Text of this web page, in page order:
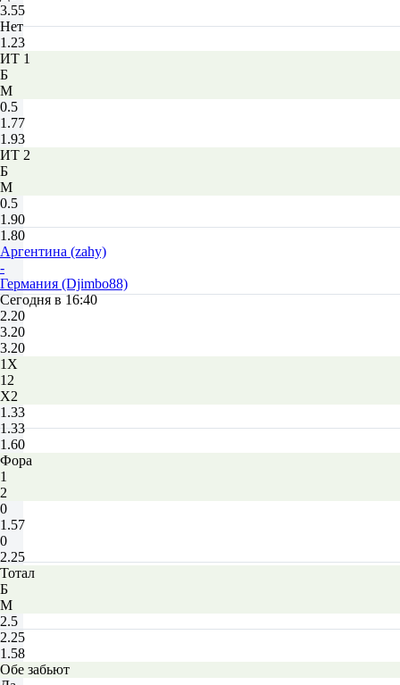
3.55
Нет
1.23
ИТ 1
Б
М
0.5
1.77
1.93
ИТ 2
Б
М
0.5
1.90
1.80
Аргентина (zahy)
-
Германия (Djimbo88)
Сегодня в 16:40
2.20
3.20
3.20
1X
12
X2
1.33
1.33
1.60
Фора
1
2
0
1.57
0
2.25
Тотал
Б
М
2.5
2.25
1.58
Обе забьют